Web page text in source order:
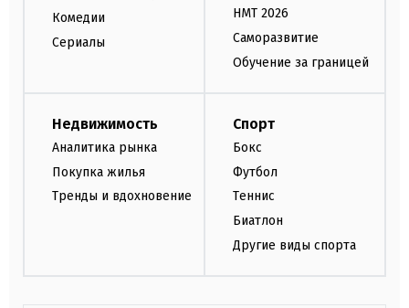
Комедии
Сериалы
НМТ 2026
Саморазвитие
Обучение за границей
Недвижимость
Аналитика рынка
Покупка жилья
Тренды и вдохновение
Спорт
Бокс
Футбол
Теннис
Биатлон
Другие виды спорта